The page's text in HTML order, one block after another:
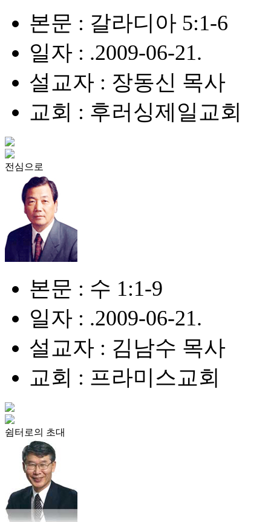
본문 : 갈라디아 5:1-6
일자 : .2009-06-21.
설교자 : 장동신 목사
교회 : 후러싱제일교회
전심으로
본문 : 수 1:1-9
일자 : .2009-06-21.
설교자 : 김남수 목사
교회 : 프라미스교회
쉼터로의 초대